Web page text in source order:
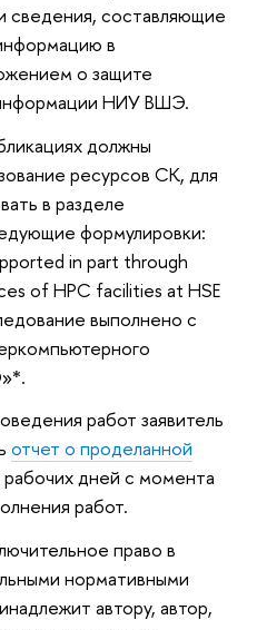
сведения, составляющие
в
о защите
НИУ ВШЭ.
должны
ресурсов СК, для
в разделе
формулировки:
in part through
of HPC facilities at HSE
выполнено с
работ заявитель
отчет о проделанной
дней с момента
работ.
право в
нормативными
автору, автор,